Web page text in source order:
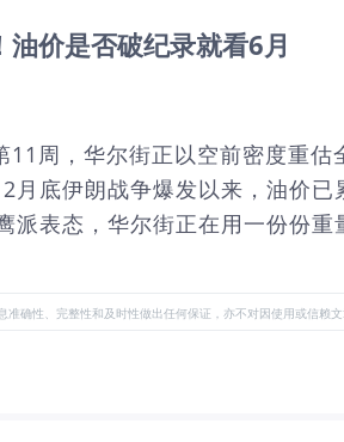
价是否破纪录就看6月
周，华尔街正以空前密度重
底伊朗战争爆发以来，油价
派表态，华尔街正在用一份份
确性、完整性和及时性做出任何保证，亦不对因使用或信赖文